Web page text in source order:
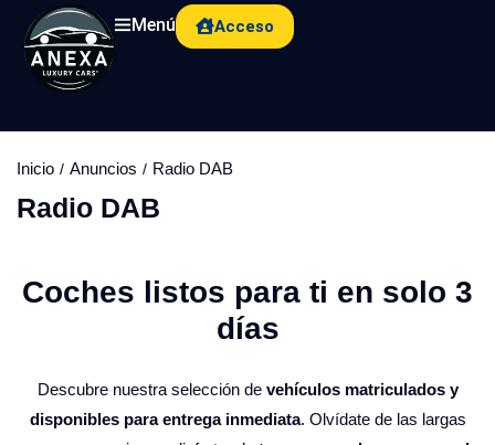
Menú Acceso
Inicio Anuncios Radio DAB
Radio DAB
Coches listos para ti en solo 3
días​
Descubre nuestra selección de vehículos matriculados y
disponibles para entrega inmediata. Olvídate de las largas